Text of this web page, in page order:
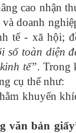
cao nhận
doanh
tế - xã hội;
số toàn diện
tế”. Trong
cụ thể như:
khuyến
văn bản